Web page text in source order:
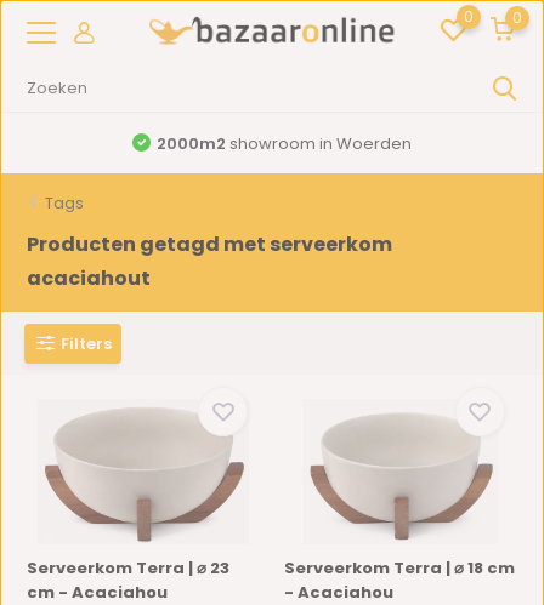
0 0
2000m2showroom in Woerden
Tags
Producten getagd met serveerkom
acaciahout
Filters
Serveerkom Terra | ⌀ 23
cm - Acaciahou
Serveerkom Terra | ⌀ 18 cm
- Acaciahou